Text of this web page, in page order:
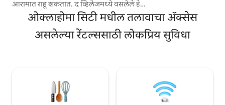
आरामात राहू शकतात. द व्हिलेजमध्ये वसलेले हे
शांत परिसर किराणा दुकाने, रेस्टॉरंट्स, शॉपिंग सेंटर्स
आणि लेक हेफनरच्या जवळ आहे. हे घर घरापासून
दूर असलेल्या खऱ्या घरासारखे वाटेल असे बनवले
आहे, जे कुटुंबांसाठी, व्यावसायिक प्रवाशांसाठी किंवा
मैदानी ॲक्टिव्हिटीजचा सहज ॲक्सेस असलेल्या
विश्रांतीदायक वास्तव्याचा आनंद घ्या!
मिनिटांच्या
डाउनटाउनपासून फक्त
आहात, तसेच तुम्ही
आसपासच्या परिसरात आहात. दोन
ओक्लाहोमा सिटी मधील तलावाचा ॲक्सेस
असलेल्या रेंटल्ससाठी लोकप्रिय सुविधा